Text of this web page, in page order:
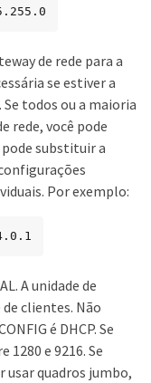
de rede para a
se estiver a
todos ou a maioria
rede, você pode
pode substituir a
Por exemplo:
A unidade de
clientes. Não
é DHCP. Se
e 9216. Se
usar quadros jumbo,